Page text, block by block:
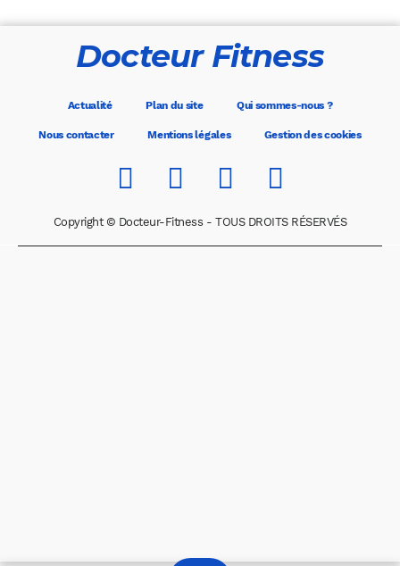
Docteur Fitness
Actualité Plan du site Qui sommes-nous ?
Nous contacter Mentions légales Gestion des cookies
Copyright © Docteur-Fitness - TOUS DROITS RÉSERVÉS